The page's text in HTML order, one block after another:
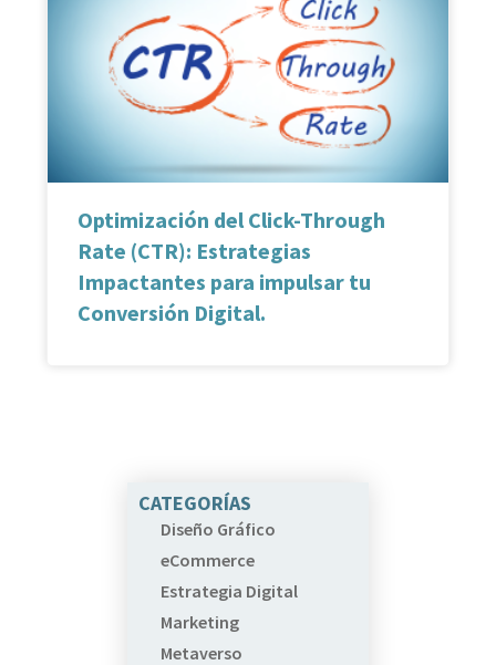
Optimización del Click-Through
Rate (CTR): Estrategias
Impactantes para impulsar tu
Conversión Digital.
CATEGORÍAS
Diseño Gráfico
eCommerce
Estrategia Digital
Marketing
Metaverso